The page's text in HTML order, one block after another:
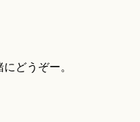
どうぞー。